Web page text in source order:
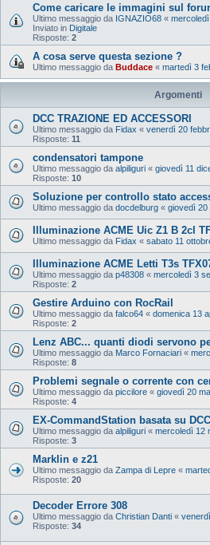
Come caricare le immagini sul
Ultimo messaggio da IGNAZIO68 «
Inviato in Digitale
Risposte: 2
A cosa serve questa sezione ?
Ultimo messaggio da Buddace « martedì 3
Argomenti
DCC TRAZIONE ED ACCESSORI
Ultimo messaggio da Fidax « venerdì 20
Risposte: 11
condensatori tampone
Ultimo messaggio da alpiliguri « giovedì 11
Risposte: 10
Soluzione per controllo stato
Ultimo messaggio da docdelburg « giovedì 20
Illuminazione ACME Uic Z1 B 2cl
Ultimo messaggio da Fidax « sabato 11
Illuminazione ACME Letti T3s
Ultimo messaggio da p48308 « mercoledì 3
Risposte: 2
Gestire Arduino con RocRail
Ultimo messaggio da falco64 « domenica 13
Risposte: 2
Lenz ABC... quanti diodi servono
Ultimo messaggio da Marco Fornaciari «
Risposte: 8
Problemi segnale o corrente con
Ultimo messaggio da piccilore « giovedì 20
Risposte: 4
EX‑CommandStation basata su
Ultimo messaggio da alpiliguri « mercoledì 12
Risposte: 3
Marklin e z21
Ultimo messaggio da Zampa di Lepre «
Risposte: 20
Decoder Errore 308
Ultimo messaggio da Christian Danti «
Risposte: 34